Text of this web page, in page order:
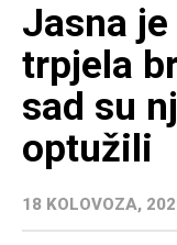
Jasna
trpjela
sad su
optužili
18 KOLOVOZA,